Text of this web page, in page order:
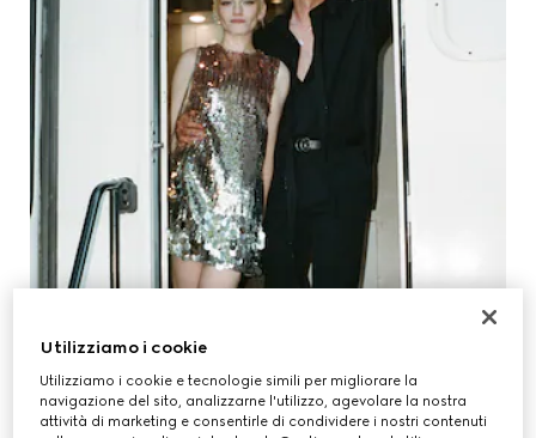
Utilizziamo i cookie
Utilizziamo i cookie e tecnologie simili per migliorare la
navigazione del sito, analizzarne l'utilizzo, agevolare la nostra
attività di marketing e consentirle di condividere i nostri contenuti